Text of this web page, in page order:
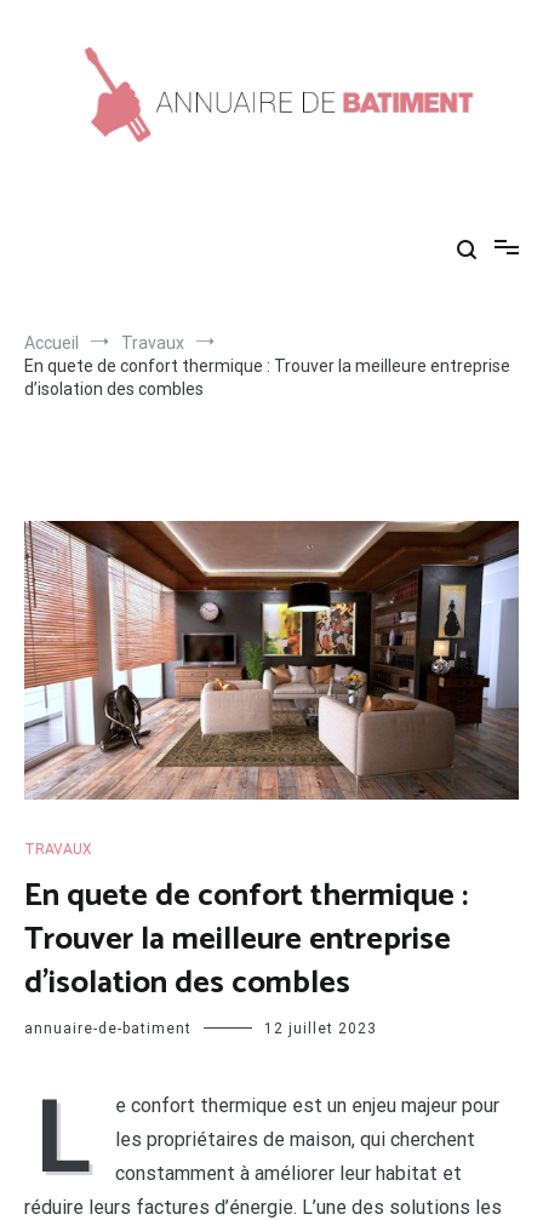
Accueil
Travaux
En quete de confort thermique : Trouver la meilleure entreprise
d’isolation des combles
TRAVAUX
En quete de confort thermique :
Trouver la meilleure entreprise
d’isolation des combles
annuaire-de-batiment 12 juillet 2023
L
e confort thermique est un enjeu majeur pour
les propriétaires de maison, qui cherchent
constamment à améliorer leur habitat et
réduire leurs factures d’énergie. L’une des solutions les